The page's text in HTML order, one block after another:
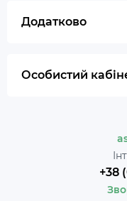
Додатково
Особистий
+38